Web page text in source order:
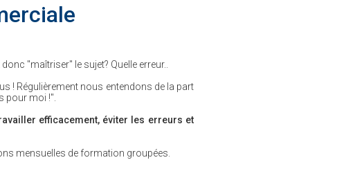
"maîtriser" le sujet? Quelle erreur..
! Régulièrement nous entendons de la part
pour moi !".
efficacement, éviter les erreurs et
mensuelles de formation groupées.